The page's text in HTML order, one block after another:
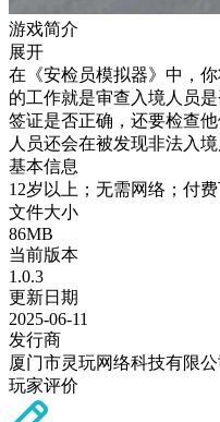
游戏简介
展开
在《安检员模拟器》中，
的工作就是审查入境人员
签证是否正确，还要检查
人员还会在被发现非法入
基本信息
12岁以上；无需网络；付
文件大小
86MB
当前版本
1.0.3
更新日期
2025-06-11
发行商
厦门市灵玩网络科技有限公
玩家评价